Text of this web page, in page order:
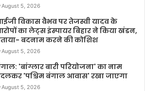
August 5, 2026
विकास वैभव पर तेजस्वी यादव के
का लेट्स इंस्पायर बिहार ने किया खंडन,
बदनाम करने की कोशिश
August 5, 2026
'बांग्लार बारी परियोजना' का नाम
'पश्चिम बंगाल आवास' रखा जाएगा
August 5, 2026